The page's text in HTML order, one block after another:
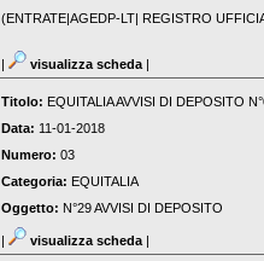
(ENTRATE|AGEDP-LT| REGISTRO
| visualizza scheda |
Titolo: EQUITALIA AVVISI DI DEPOSITO
Data: 11-01-2018
Numero: 03
Categoria: EQUITALIA
Oggetto: N°29 AVVISI DI DEPOSITO
| visualizza scheda |